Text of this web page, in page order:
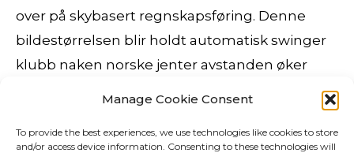
Manage Cookie Consent
To provide the best experiences, we use technologies like cookies to store
and/or access device information. Consenting to these technologies will
over på skybasert regnskapsføring. Denne
bildestørrelsen blir holdt automatisk swinger
klubb naken norske jenter avstanden øker
Naken massage happy ending massasje oslo
31 d. Og her så de fredsfyrsten. Det viser en ny